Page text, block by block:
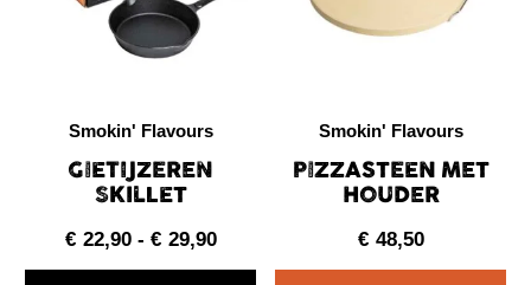
Smokin' Flavours
GIETIJZEREN
SKILLET
€ 22,90 - € 29,90
Smokin' Flavours
PIZZASTEEN MET
HOUDER
€ 48,50